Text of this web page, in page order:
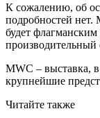
К сожалению, об
подробностей нет.
будет
производительный
MWC – выставка,
крупнейшие
Читайте также